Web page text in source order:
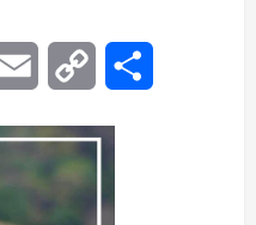
Email
Copy